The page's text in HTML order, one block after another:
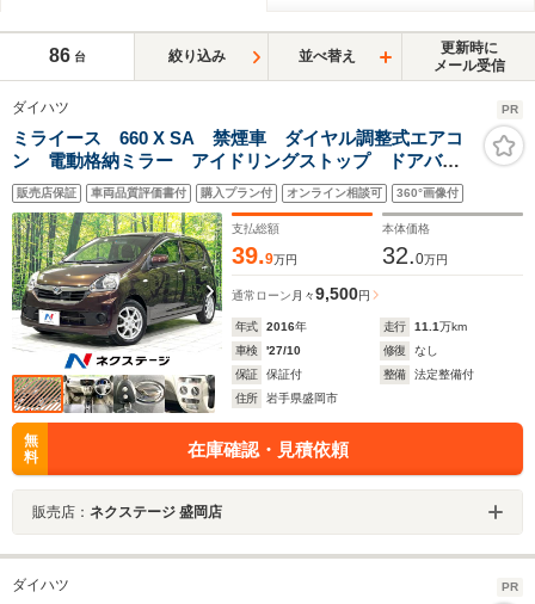
86 台 絞り込み 並べ替え
更新時に
メール受信
ダイハツ PR
ミライース 660 X SA 禁煙車 ダイヤル調整式エアコ
ン 電動格納ミラー アイドリングストップ ドアバイ
ザー 衝突安全ボディ 盗難防止装置 純正14インチア
ルミホイール プライバシーガラス
販売店保証 車両品質評価書付 購入プラン付 オンライン相談可 360°画像付
支払総額
39.9万円
本体価格
32.0万円
通常ローン 月々9,500円
年式 2016年 走行 11.1万km
車検
'27/10 修復
なし
保証
保証付 整備
法定整備付
住所
岩手県盛岡市
無
料
在庫確認・見積依頼
販売店： ネクステージ 盛岡店
ダイハツ PR